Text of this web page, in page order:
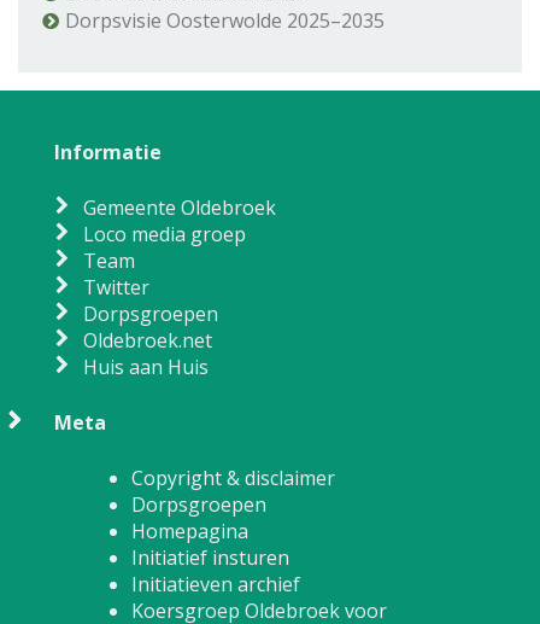
Dorpsvisie Oosterwolde 2025–2035
Informatie
Gemeente Oldebroek
Loco media groep
Team
Twitter
Dorpsgroepen
Oldebroek.net
Huis aan Huis
Meta
Copyright & disclaimer
Dorpsgroepen
Homepagina
Initiatief insturen
Initiatieven archief
Koersgroep Oldebroek voor